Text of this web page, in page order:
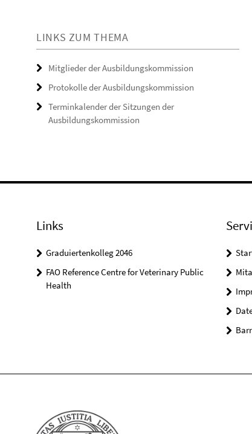
LINKS ZUM THEMA
Mitglieder der Ausbildungskommission
Protokolle der Ausbildungskommission
Terminkalender der Sitzungen der
Ausbildungskommission
Links
Graduiertenkolleg 2046
FAO Reference Centre for Veterinary Public
Health